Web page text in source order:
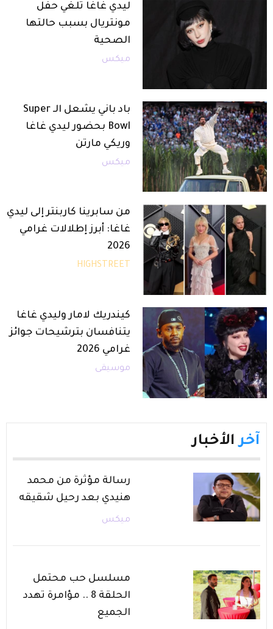
ليدي غاغا تلغي حفل
مونتريال بسبب حالتها
الصحية
ميكس
باد باني يشعل الـ Super
Bowl بحضور ليدي غاغا
وريكي مارتن
ميكس
من سابرينا كاربنتر إلى ليدي
غاغا: أبرز إطلالات غرامي
2026
HIGHSTREET
كيندريك لامار وليدي غاغا
يتنافسان بترشيحات جوائز
غرامي 2026
موسيقى
آخر الأخبار
رسالة مؤثرة من محمد
هنيدي بعد رحيل شقيقه
ميكس
مسلسل حب محتمل
الحلقة 8 .. مؤامرة تهدد
الجميع